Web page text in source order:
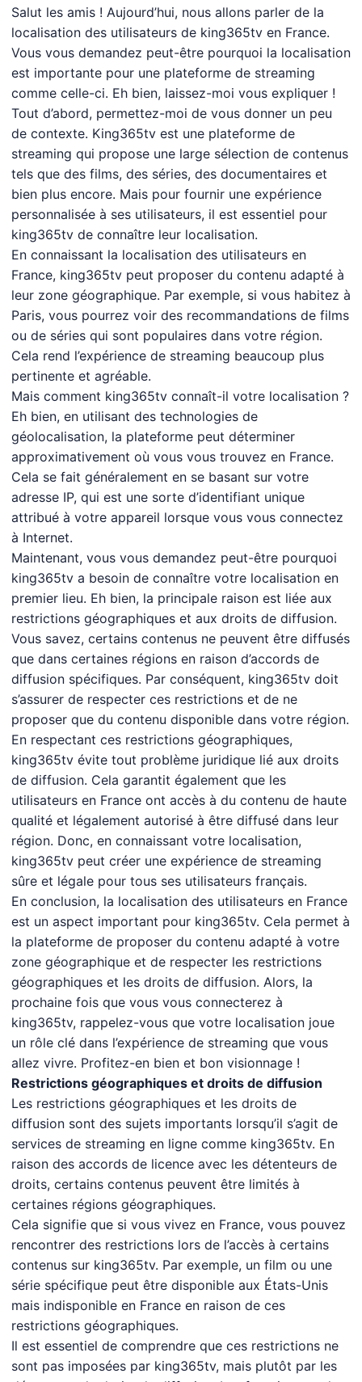
Salut les amis ! Aujourd’hui, nous allons parler de la
localisation des utilisateurs de king365tv en France.
Vous vous demandez peut-être pourquoi la localisation
est importante pour une plateforme de streaming
comme celle-ci. Eh bien, laissez-moi vous expliquer !
Tout d’abord, permettez-moi de vous donner un peu
de contexte. King365tv est une plateforme de
streaming qui propose une large sélection de contenus
tels que des films, des séries, des documentaires et
bien plus encore. Mais pour fournir une expérience
personnalisée à ses utilisateurs, il est essentiel pour
king365tv de connaître leur localisation.
En connaissant la localisation des utilisateurs en
France, king365tv peut proposer du contenu adapté à
leur zone géographique. Par exemple, si vous habitez à
Paris, vous pourrez voir des recommandations de films
ou de séries qui sont populaires dans votre région.
Cela rend l’expérience de streaming beaucoup plus
pertinente et agréable.
Mais comment king365tv connaît-il votre localisation ?
Eh bien, en utilisant des technologies de
géolocalisation, la plateforme peut déterminer
approximativement où vous vous trouvez en France.
Cela se fait généralement en se basant sur votre
adresse IP, qui est une sorte d’identifiant unique
attribué à votre appareil lorsque vous vous connectez
à Internet.
Maintenant, vous vous demandez peut-être pourquoi
king365tv a besoin de connaître votre localisation en
premier lieu. Eh bien, la principale raison est liée aux
restrictions géographiques et aux droits de diffusion.
Vous savez, certains contenus ne peuvent être diffusés
que dans certaines régions en raison d’accords de
diffusion spécifiques. Par conséquent, king365tv doit
s’assurer de respecter ces restrictions et de ne
proposer que du contenu disponible dans votre région.
En respectant ces restrictions géographiques,
king365tv évite tout problème juridique lié aux droits
de diffusion. Cela garantit également que les
utilisateurs en France ont accès à du contenu de haute
qualité et légalement autorisé à être diffusé dans leur
région. Donc, en connaissant votre localisation,
king365tv peut créer une expérience de streaming
sûre et légale pour tous ses utilisateurs français.
En conclusion, la localisation des utilisateurs en France
est un aspect important pour king365tv. Cela permet à
la plateforme de proposer du contenu adapté à votre
zone géographique et de respecter les restrictions
géographiques et les droits de diffusion. Alors, la
prochaine fois que vous vous connecterez à
king365tv, rappelez-vous que votre localisation joue
un rôle clé dans l’expérience de streaming que vous
allez vivre. Profitez-en bien et bon visionnage !
Restrictions géographiques et droits de diffusion
Les restrictions géographiques et les droits de
diffusion sont des sujets importants lorsqu’il s’agit de
services de streaming en ligne comme king365tv. En
raison des accords de licence avec les détenteurs de
droits, certains contenus peuvent être limités à
certaines régions géographiques.
Cela signifie que si vous vivez en France, vous pouvez
rencontrer des restrictions lors de l’accès à certains
contenus sur king365tv. Par exemple, un film ou une
série spécifique peut être disponible aux États-Unis
mais indisponible en France en raison de ces
restrictions géographiques.
Il est essentiel de comprendre que ces restrictions ne
sont pas imposées par king365tv, mais plutôt par les